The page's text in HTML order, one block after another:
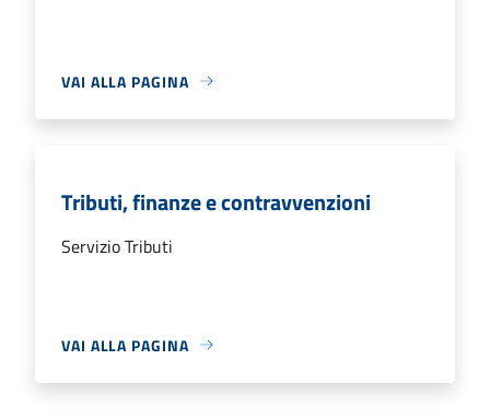
VAI ALLA PAGINA
Tributi, finanze e contravvenzioni
Servizio Tributi
VAI ALLA PAGINA